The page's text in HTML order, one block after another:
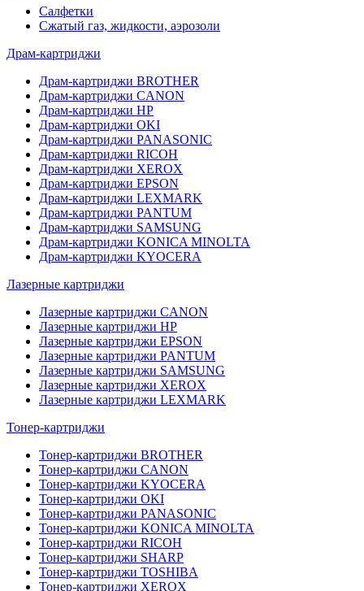
Салфетки
Сжатый газ, жидкости, аэрозоли
Драм-картриджи
Драм-картриджи BROTHER
Драм-картриджи CANON
Драм-картриджи HP
Драм-картриджи OKI
Драм-картриджи PANASONIC
Драм-картриджи RICOH
Драм-картриджи XEROX
Драм-картриджи EPSON
Драм-картриджи LEXMARK
Драм-картриджи PANTUM
Драм-картриджи SAMSUNG
Драм-картриджи KONICA MINOLTA
Драм-картриджи KYOCERA
Лазерные картриджи
Лазерные картриджи CANON
Лазерные картриджи HP
Лазерные картриджи EPSON
Лазерные картриджи PANTUM
Лазерные картриджи SAMSUNG
Лазерные картриджи XEROX
Лазерные картриджи LEXMARK
Тонер-картриджи
Тонер-картриджи BROTHER
Тонер-картриджи CANON
Тонер-картриджи KYOCERA
Тонер-картриджи OKI
Тонер-картриджи PANASONIC
Тонер-картриджи KONICA MINOLTA
Тонер-картриджи RICOH
Тонер-картриджи SHARP
Тонер-картриджи TOSHIBA
Тонер-картриджи XEROX